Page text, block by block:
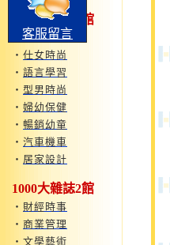
客服留言
1000大雜誌1館
‧運動旅遊
‧ 仕女時尚
‧ 語言學習
‧ 型男時尚
‧ 婦幼保健
‧ 暢銷幼童
‧ 汽車機車
‧ 居家設計
1000大雜誌2館
‧ 財經時事
‧ 商業管理
‧ 文學藝術